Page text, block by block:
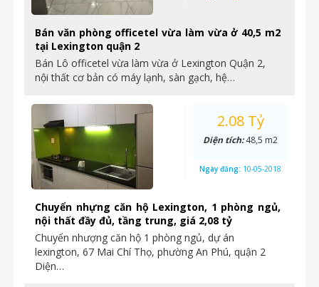
Bán văn phòng officetel vừa làm vừa ở 40,5 m2
tại Lexington quận 2
Bán Lô officetel vừa làm vừa ở Lexington Quận 2,
nội thất cơ bản có máy lạnh, sàn gạch, hệ…
Chuyển nhựng căn hộ Lexington, 1 phòng ngủ,
nội thất đầy đủ, tầng trung, giá 2,08 tỷ
Chuyển nhượng căn hộ 1 phòng ngủ, dự án
lexington, 67 Mai Chí Thọ, phường An Phú, quận 2
Diện…
2.08 Tỷ
Diện tích:48,5 m2
Ngày đăng: 10-05-2018